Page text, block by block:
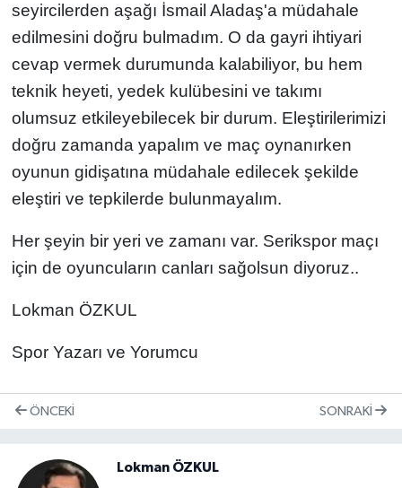
seyircilerden aşağı İsmail Aladaş'a müdahale
edilmesini doğru bulmadım. O da gayri ihtiyari
cevap vermek durumunda kalabiliyor, bu hem
teknik heyeti, yedek kulübesini ve takımı
olumsuz etkileyebilecek bir durum. Eleştirilerimizi
doğru zamanda yapalım ve maç oynanırken
oyunun gidişatına müdahale edilecek şekilde
eleştiri ve tepkilerde bulunmayalım.
Her şeyin bir yeri ve zamanı var. Serikspor maçı
için de oyuncuların canları sağolsun diyoruz..
Lokman ÖZKUL
Spor Yazarı ve Yorumcu
ÖNCEKI SONRAKI
Lokman ÖZKUL